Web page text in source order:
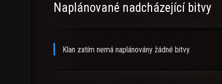
Naplánované nadcházející bitvy
Klan zatím nemá naplánovány žádné bitvy.